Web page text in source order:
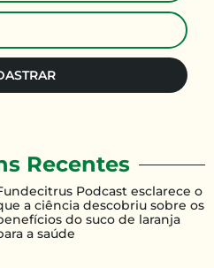
Podcast esclarece o
a ciência descobriu sobre os
do suco de laranja
a saúde
Recentes